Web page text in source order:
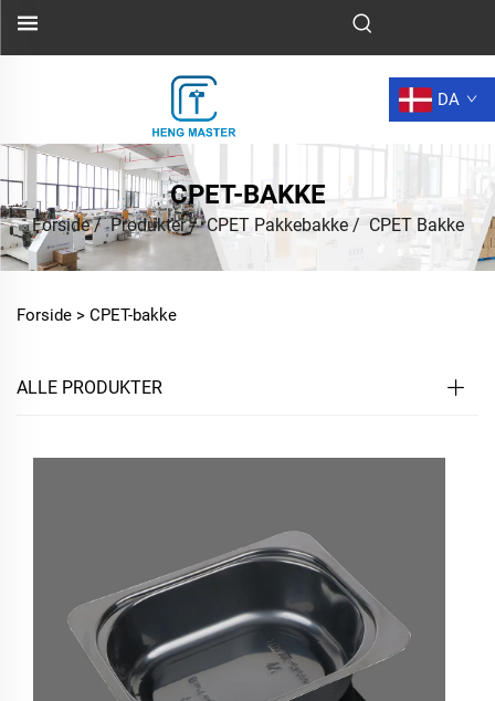
DA
CPET-BAKKE
Forside/Produkter/CPET Pakkebakke/ CPET Bakke
Forside > CPET-bakke
ALLE PRODUKTER